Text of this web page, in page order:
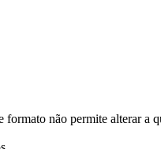
formato não permite alterar a